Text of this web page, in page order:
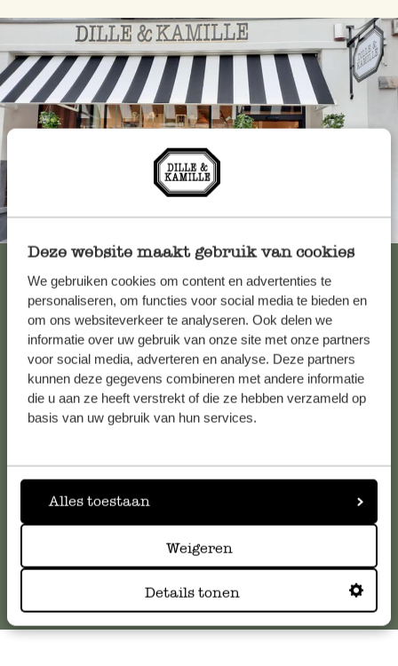
Deze website maakt gebruik van cookies
We gebruiken cookies om content en advertenties te
personaliseren, om functies voor social media te bieden en
om ons websiteverkeer te analyseren. Ook delen we
informatie over uw gebruik van onze site met onze partners
voor social media, adverteren en analyse. Deze partners
kunnen deze gegevens combineren met andere informatie
die u aan ze heeft verstrekt of die ze hebben verzameld op
basis van uw gebruik van hun services.
Alles toestaan
Weigeren
Details tonen
Altijd in de buurt
Bekijk alle 62 winkels
Klantenservice
Voor vragen, tips of hulp kun je contact opnemen met onze
meestgestelde vragen
klantenservice@dille-kamille.com